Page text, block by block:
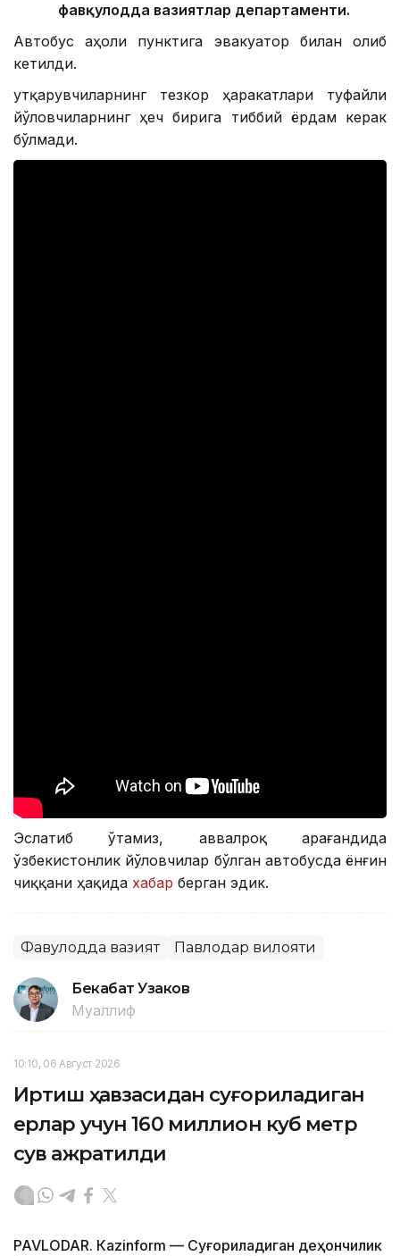
фавқулодда вазиятлар департаменти.
Автобус аҳоли пунктига эвакуатор билан олиб
кетилди.
Қутқарувчиларнинг тезкор ҳаракатлари туфайли
йўловчиларнинг ҳеч бирига тиббий ёрдам керак
бўлмади.
Эслатиб ўтамиз, аввалроқ Қарағандида
ўзбекистонлик йўловчилар бўлган автобусда ёнғин
чиққани ҳақида хабар берган эдик.
Фавқулодда вазият Павлодар вилояти
Бекабат Узаков
Муаллиф
10:10, 06 Август 2026
Иртиш ҳавзасидан суғориладиган
ерлар учун 160 миллион куб метр
сув ажратилди
PAVLODAR. Кazinform — Суғориладиган деҳқончилик